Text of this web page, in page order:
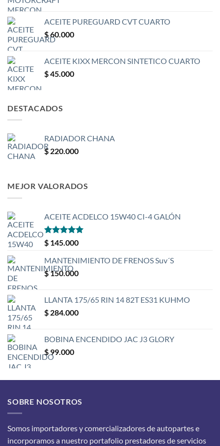
ACEITE PUREGUARD CVT CUARTO
$60.000
ACEITE KIXX MERCON SINTETICO CUARTO
$45.000
DESTACADOS
RADIADOR CHANA
$ 220.000
MEJOR VALORADOS
ACEITE ACDELCO 15W40 CI-4 GALÓN
Valorado
con
$ 145.000
MANTENIMIENTO DE FRENOS Suv´S
$150.000
LLANTA 175/65 RIN 14 82T ES31 KUHMO
$ 284.000
BOBINA ENCENDIDO JAC J3 GLORY
$ 99.000
SOBRE NOSOTROS
Somos importadores y comercializadores de autopartes e
incorporamos a nuestro portafolio prestadores de servicios